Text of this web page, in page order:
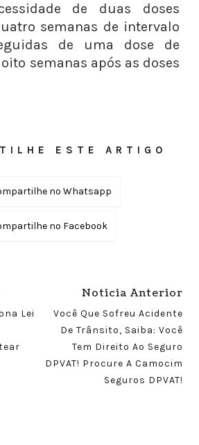
de duas doses
semanas de intervalo
de uma dose de
semanas após as doses
ESTE ARTIGO
no Whatsapp
no Facebook
Lei
Noticia Anterior
Você Que Sofreu Acidente
De Trânsito, Saiba: Você
Tem Direito Ao Seguro
DPVAT! Procure A Camocim
Seguros DPVAT!